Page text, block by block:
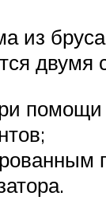
из бруса
двумя